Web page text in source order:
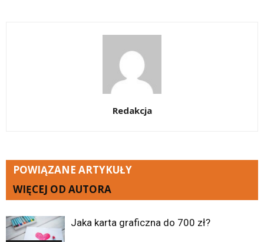
Redakcja
POWIĄZANE ARTYKUŁY
WIĘCEJ OD AUTORA
Jaka karta graficzna do 700 zł?